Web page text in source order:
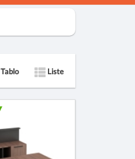
Tablo Liste